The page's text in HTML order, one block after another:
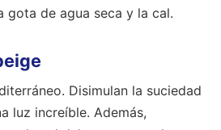
gota de agua seca y la cal.
Disimulan la suciedad
luz increíble. Además,